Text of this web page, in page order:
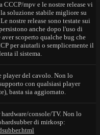
mpv e le nostre release vi
soluzione stabile migliore su
nostre release sono testate sui
anche dopo l'uso di
scoperto qualche bug che
per aiutarli o semplicemente il
il sistema.
player del cavolo. Non lo
con qualsiasi player
basta sia aggiornato.
console/TV. Non lo
di mirkosp: